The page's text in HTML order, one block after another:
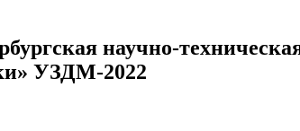
научно-
УЗДМ-2022